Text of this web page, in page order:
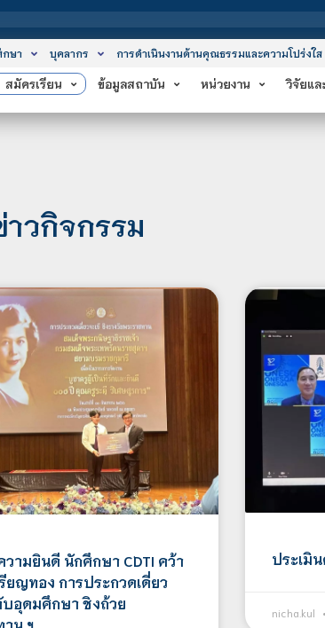
ส
กษา บุคลากร การดำเนินงานด้านคุณธรรมและความโปร่งใส
สมัครเรียน ข้อมูลสถาบัน หน่วยงาน วิจัยแล
าวกิจกรรม
วามยินดี นักศึกษา CDTI คว้า
ยญทอง การประกวดเดี่ยว
บอุดมศึกษา ชิงถ้วย
าน ฯ
ประเมิ
nicha.kul